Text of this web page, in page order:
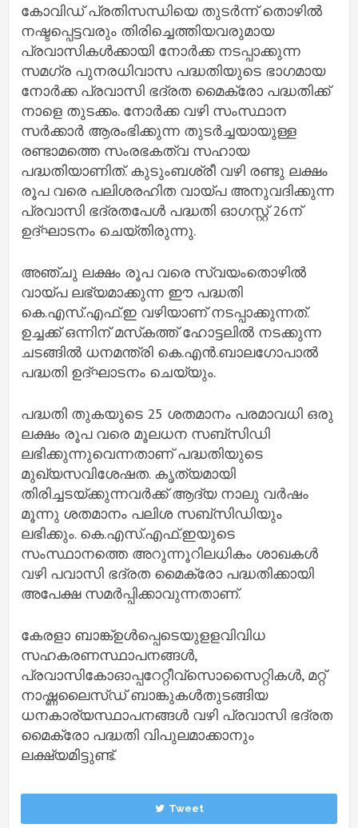
കോവിഡ് പ്രതിസന്ധിയെ തുടർന്ന് തൊഴിൽ
നഷ്ടപ്പെട്ടവരും തിരിച്ചെത്തിയവരുമായ
പ്രവാസികൾക്കായി നോർക്ക നടപ്പാക്കുന്ന
സമഗ്ര പുനരധിവാസ പദ്ധതിയുടെ ഭാഗമായ
നോർക്ക പ്രവാസി ഭദ്രത മൈക്രോ പദ്ധതിക്ക്
നാളെ തുടക്കം. നോർക്ക വഴി സംസ്ഥാന
സർക്കാർ ആരംഭിക്കുന്ന തുടർച്ചയായുള്ള
രണ്ടാമത്തെ സംരഭകത്വ സഹായ
പദ്ധതിയാണിത്. കുടുംബശ്രീ വഴി രണ്ടു ലക്ഷം
രൂപ വരെ പലിശരഹിത വായ്പ അനുവദിക്കുന്ന
പ്രവാസി ഭദ്രതപേൾ പദ്ധതി ഓഗസ്റ്റ് 26ന്
ഉദ്ഘാടനം ചെയ്തിരുന്നു.
അഞ്ചു ലക്ഷം രൂപ വരെ സ്വയംതൊഴിൽ
വായ്പ ലഭ്യമാക്കുന്ന ഈ പദ്ധതി
കെ.എസ്.എഫ്.ഇ വഴിയാണ് നടപ്പാക്കുന്നത്.
ഉച്ചക്ക് ഒന്നിന് മസ്‌കത്ത് ഹോട്ടലിൽ നടക്കുന്ന
ചടങ്ങിൽ ധനമന്ത്രി കെ.എൻ.ബാലഗോപാൽ
പദ്ധതി ഉദ്ഘാടനം ചെയ്യും.
പദ്ധതി തുകയുടെ 25 ശതമാനം പരമാവധി ഒരു
ലക്ഷം രൂപ വരെ മൂലധന സബ്‌സിഡി
ലഭിക്കുന്നുവെന്നതാണ് പദ്ധതിയുടെ
മുഖ്യസവിശേഷത. കൃത്യമായി
തിരിച്ചടയ്ക്കുന്നവർക്ക് ആദ്യ നാലു വർഷം
മൂന്നു ശതമാനം പലിശ സബ്‌സിഡിയും
ലഭിക്കും. കെ.എസ്.എഫ്.ഇയുടെ
സംസ്ഥാനത്തെ അറുന്നൂറിലധികം ശാഖകൾ
വഴി പവാസി ഭദ്രത മൈക്രോ പദ്ധതിക്കായി
അപേക്ഷ സമർപ്പിക്കാവുന്നതാണ്.
കേരളാ ബാങ്ക്‌ഉൾപ്പെടെയുളളവിവിധ
സഹകരണസ്ഥാപനങ്ങൾ,
പ്രവാസികോഓപ്പറേറ്റീവ്‌സൊസൈറ്റികൾ, മറ്റ്
നാഷ്ണലൈസ്ഡ് ബാങ്കുകൾതുടങ്ങിയ
ധനകാര്യസ്ഥാപനങ്ങൾ വഴി പ്രവാസി ഭദ്രത
മൈക്രോ പദ്ധതി വിപുലമാക്കാനും
ലക്ഷ്യമിട്ടുണ്ട്.
Tweet